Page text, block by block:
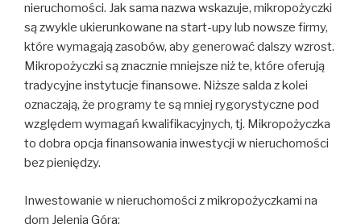
nieruchomości. Jak sama nazwa wskazuje, mikropożyczki
są zwykle ukierunkowane na start-upy lub nowsze firmy,
które wymagają zasobów, aby generować dalszy wzrost.
Mikropożyczki są znacznie mniejsze niż te, które oferują
tradycyjne instytucje finansowe. Niższe salda z kolei
oznaczają, że programy te są mniej rygorystyczne pod
względem wymagań kwalifikacyjnych, tj. Mikropożyczka
to dobra opcja finansowania inwestycji w nieruchomości
bez pieniędzy.
Inwestowanie w nieruchomości z mikropożyczkami na
dom Jelenia Góra: